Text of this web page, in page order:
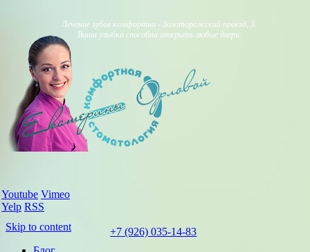
Лечение зубов комфортно - Золоторожский проезд, 3.
Ваша улыбка способна открыть любые двери.
Youtube Vimeo
Yelp RSS
+7 (926) 035-14-83
Skip to content